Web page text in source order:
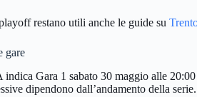
restano utili anche le guide su
gare
Gara 1 sabato 30 maggio alle
dipendono dall’andamento della serie.